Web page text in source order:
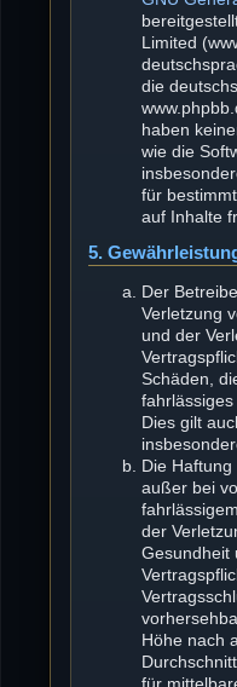
Limited
die
haben
wie die
für
auf Inhalte
5.
Der
Verletzung
und der
Schäden,
fahrlässiges
Dies gilt
Die
außer bei
der
Gesundheit
Höhe nach